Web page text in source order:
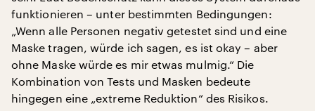
funktionieren – unter bestimmten Bedingungen:
„Wenn alle Personen negativ getestet sind und eine
Maske tragen, würde ich sagen, es ist okay – aber
ohne Maske würde es mir etwas mulmig.“ Die
Kombination von Tests und Masken bedeute
hingegen eine „extreme Reduktion“ des Risikos.